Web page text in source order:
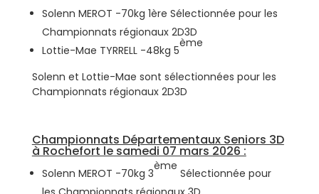
Solenn MEROT -70kg 1ère Sélectionnée pour les
Championnats régionaux 2D3D
Lottie-Mae TYRRELL -48kg 5
ème
Solenn et Lottie-Mae sont sélectionnées pour les
Championnats régionaux 2D3D
Championnats Départementaux Seniors 3D
à Rochefort le samedi 07 mars 2026 :
Solenn MEROT -70kg 3
ème
Sélectionnée pour